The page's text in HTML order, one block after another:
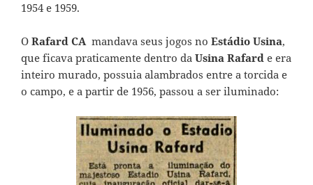
1954 e 1959.
O Rafard CAmandava seus jogos no Estádio Usina,
que ficava praticamente dentro da Usina Rafard e era
inteiro murado, possuia alambrados entre a torcida e
o campo, e a partir de 1956, passou a ser iluminado: